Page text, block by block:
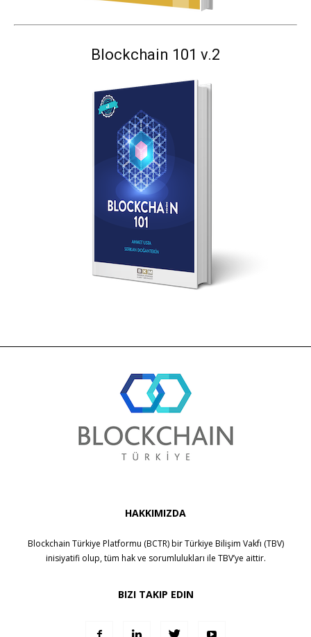
Blockchain 101 v.2
HAKKIMIZDA
Blockchain Türkiye Platformu (BCTR) birTürkiye Bilişim Vakfı (TBV)
inisiyatifi olup, tüm hak ve sorumlulukları ile TBV’ye aittir.
BIZI TAKIP EDIN